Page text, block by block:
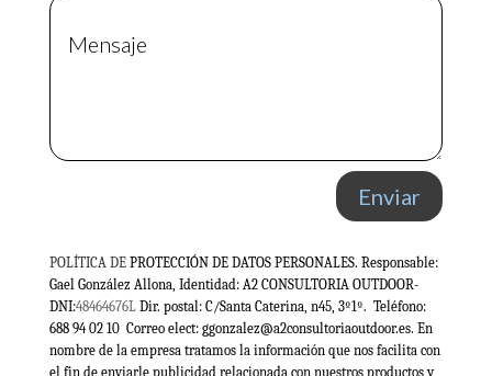
Enviar
POLÍTICA DE PROTECCIÓN DE DATOS PERSONALES. Responsable:
Gael González Allona, Identidad: A2 CONSULTORIA OUTDOOR-
DNI:48464676LDir. postal: C/Santa Caterina, n45, 3º1º. Teléfono:
688 94 02 10 Correo elect: ggonzalez@a2consultoriaoutdoor.es. En
nombre de la empresa tratamos la información que nos facilita con
el fin de enviarle publicidad relacionada con nuestros productos y